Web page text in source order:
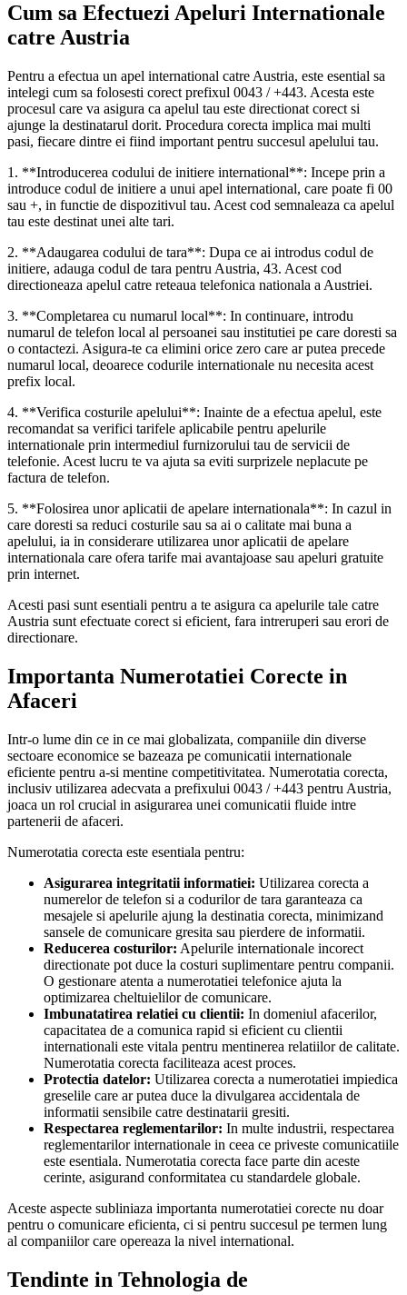
Cum sa Efectuezi Apeluri Internationale
catre Austria
Pentru a efectua un apel international catre Austria, este esential sa
intelegi cum sa folosesti corect prefixul 0043 / +443. Acesta este
procesul care va asigura ca apelul tau este directionat corect si
ajunge la destinatarul dorit. Procedura corecta implica mai multi
pasi, fiecare dintre ei fiind important pentru succesul apelului tau.
1. **Introducerea codului de initiere international**: Incepe prin a
introduce codul de initiere a unui apel international, care poate fi 00
sau +, in functie de dispozitivul tau. Acest cod semnaleaza ca apelul
tau este destinat unei alte tari.
2. **Adaugarea codului de tara**: Dupa ce ai introdus codul de
initiere, adauga codul de tara pentru Austria, 43. Acest cod
directioneaza apelul catre reteaua telefonica nationala a Austriei.
3. **Completarea cu numarul local**: In continuare, introdu
numarul de telefon local al persoanei sau institutiei pe care doresti sa
o contactezi. Asigura-te ca elimini orice zero care ar putea precede
numarul local, deoarece codurile internationale nu necesita acest
prefix local.
4. **Verifica costurile apelului**: Inainte de a efectua apelul, este
recomandat sa verifici tarifele aplicabile pentru apelurile
internationale prin intermediul furnizorului tau de servicii de
telefonie. Acest lucru te va ajuta sa eviti surprizele neplacute pe
factura de telefon.
5. **Folosirea unor aplicatii de apelare internationala**: In cazul in
care doresti sa reduci costurile sau sa ai o calitate mai buna a
apelului, ia in considerare utilizarea unor aplicatii de apelare
internationala care ofera tarife mai avantajoase sau apeluri gratuite
prin internet.
Acesti pasi sunt esentiali pentru a te asigura ca apelurile tale catre
Austria sunt efectuate corect si eficient, fara intreruperi sau erori de
directionare.
Importanta Numerotatiei Corecte in
Afaceri
Intr-o lume din ce in ce mai globalizata, companiile din diverse
sectoare economice se bazeaza pe comunicatii internationale
eficiente pentru a-si mentine competitivitatea. Numerotatia corecta,
inclusiv utilizarea adecvata a prefixului 0043 / +443 pentru Austria,
joaca un rol crucial in asigurarea unei comunicatii fluide intre
partenerii de afaceri.
Numerotatia corecta este esentiala pentru:
Asigurarea integritatii informatiei: Utilizarea corecta a
numerelor de telefon si a codurilor de tara garanteaza ca
mesajele si apelurile ajung la destinatia corecta, minimizand
sansele de comunicare gresita sau pierdere de informatii.
Reducerea costurilor: Apelurile internationale incorect
directionate pot duce la costuri suplimentare pentru companii.
O gestionare atenta a numerotatiei telefonice ajuta la
optimizarea cheltuielilor de comunicare.
Imbunatatirea relatiei cu clientii: In domeniul afacerilor,
capacitatea de a comunica rapid si eficient cu clientii
internationali este vitala pentru mentinerea relatiilor de calitate.
Numerotatia corecta faciliteaza acest proces.
Protectia datelor: Utilizarea corecta a numerotatiei impiedica
greselile care ar putea duce la divulgarea accidentala de
informatii sensibile catre destinatarii gresiti.
Respectarea reglementarilor: In multe industrii, respectarea
reglementarilor internationale in ceea ce priveste comunicatiile
este esentiala. Numerotatia corecta face parte din aceste
cerinte, asigurand conformitatea cu standardele globale.
Aceste aspecte subliniaza importanta numerotatiei corecte nu doar
pentru o comunicare eficienta, ci si pentru succesul pe termen lung
al companiilor care opereaza la nivel international.
Tendinte in Tehnologia de